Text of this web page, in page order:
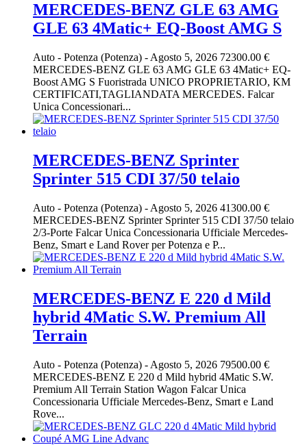
MERCEDES-BENZ GLE 63 AMG
GLE 63 4Matic+ EQ-Boost AMG S
Auto - Potenza (Potenza) - Agosto 5, 2026 72300.00 €
MERCEDES-BENZ GLE 63 AMG GLE 63 4Matic+ EQ-
Boost AMG S Fuoristrada UNICO PROPRIETARIO, KM
CERTIFICATI,TAGLIANDATA MERCEDES. Falcar
Unica Concessionari...
MERCEDES-BENZ Sprinter
Sprinter 515 CDI 37/50 telaio
Auto - Potenza (Potenza) - Agosto 5, 2026 41300.00 €
MERCEDES-BENZ Sprinter Sprinter 515 CDI 37/50 telaio
2/3-Porte Falcar Unica Concessionaria Ufficiale Mercedes-
Benz, Smart e Land Rover per Potenza e P...
MERCEDES-BENZ E 220 d Mild
hybrid 4Matic S.W. Premium All
Terrain
Auto - Potenza (Potenza) - Agosto 5, 2026 79500.00 €
MERCEDES-BENZ E 220 d Mild hybrid 4Matic S.W.
Premium All Terrain Station Wagon Falcar Unica
Concessionaria Ufficiale Mercedes-Benz, Smart e Land
Rove...